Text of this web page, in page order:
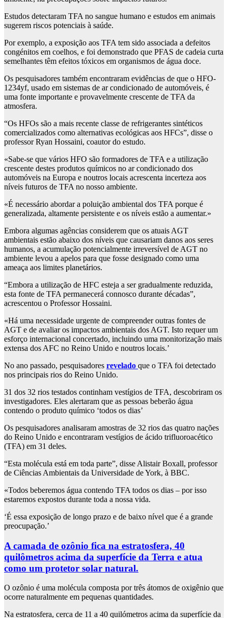
Estudos detectaram TFA no sangue humano e estudos em animais
sugerem riscos potenciais à saúde.
Por exemplo, a exposição aos TFA tem sido associada a defeitos
congénitos em coelhos, e foi demonstrado que PFAS de cadeia curta
semelhantes têm efeitos tóxicos em organismos de água doce.
Os pesquisadores também encontraram evidências de que o HFO-
1234yf, usado em sistemas de ar condicionado de automóveis, é
uma fonte importante e provavelmente crescente de TFA da
atmosfera.
“Os HFOs são a mais recente classe de refrigerantes sintéticos
comercializados como alternativas ecológicas aos HFCs”, disse o
professor Ryan Hossaini, coautor do estudo.
«Sabe-se que vários HFO são formadores de TFA e a utilização
crescente destes produtos químicos no ar condicionado dos
automóveis na Europa e noutros locais acrescenta incerteza aos
níveis futuros de TFA no nosso ambiente.
«É necessário abordar a poluição ambiental dos TFA porque é
generalizada, altamente persistente e os níveis estão a aumentar.»
Embora algumas agências considerem que os atuais AGT
ambientais estão abaixo dos níveis que causariam danos aos seres
humanos, a acumulação potencialmente irreversível de AGT no
ambiente levou a apelos para que fosse designado como uma
ameaça aos limites planetários.
“Embora a utilização de HFC esteja a ser gradualmente reduzida,
esta fonte de TFA permanecerá connosco durante décadas”,
acrescentou o Professor Hossaini.
«Há uma necessidade urgente de compreender outras fontes de
AGT e de avaliar os impactos ambientais dos AGT. Isto requer um
esforço internacional concertado, incluindo uma monitorização mais
extensa dos AFC no Reino Unido e noutros locais.’
No ano passado, pesquisadores revelado que o TFA foi detectado
nos principais rios do Reino Unido.
31 dos 32 rios testados continham vestígios de TFA, descobriram os
investigadores. Eles alertaram que as pessoas beberão água
contendo o produto químico ‘todos os dias’
Os pesquisadores analisaram amostras de 32 rios das quatro nações
do Reino Unido e encontraram vestígios de ácido trifluoroacético
(TFA) em 31 deles.
“Esta molécula está em toda parte”, disse Alistair Boxall, professor
de Ciências Ambientais da Universidade de York, à BBC.
«Todos beberemos água contendo TFA todos os dias – por isso
estaremos expostos durante toda a nossa vida.
‘É essa exposição de longo prazo e de baixo nível que é a grande
preocupação.’
A camada de ozônio fica na estratosfera, 40
quilômetros acima da superfície da Terra e atua
como um protetor solar natural.
O ozônio é uma molécula composta por três átomos de oxigênio que
ocorre naturalmente em pequenas quantidades.
Na estratosfera, cerca de 11 a 40 quilómetros acima da superfície da